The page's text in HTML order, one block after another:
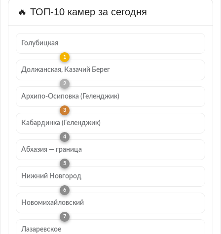
🔥 ТОП-10 камер за сегодня
Голубицкая
Должанская, Казачий Берег
Архипо-Осиповка (Геленджик)
Кабардинка (Геленджик)
Абхазия — граница
Нижний Новгород
Новомихайловский
Лазаревское